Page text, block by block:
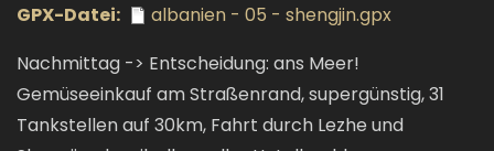
GPX-Datei
albanien - 05 - shengjin.gpx
Nachmittag -> Entscheidung: ans Meer!
Gemüseeinkauf am Straßenrand, supergünstig, 31
Tankstellen auf 30km, Fahrt durch Lezhe und